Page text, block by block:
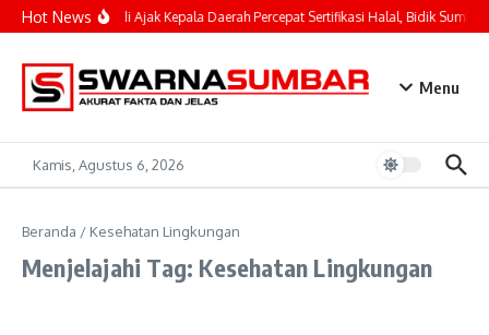
Lewati ke konten
Hot NewsMahyeldi Ajak Kepala Daerah Percepat Sertifikasi Halal, Bidik
Menu
Kamis, Agustus 6, 2026
Beranda / Kesehatan Lingkungan
Menjelajahi Tag: Kesehatan Lingkungan